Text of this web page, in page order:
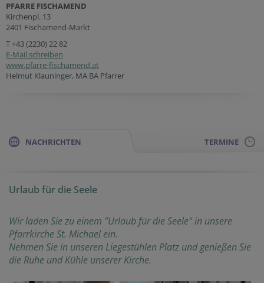
PFARRE FISCHAMEND
Kirchenpl. 13
2401 Fischamend-Markt
T+43 (2230) 22 82
E-Mail schreiben
www.pfarre-fischamend.at
Helmut Klauninger, MA BA Pfarrer
NACHRICHTEN TERMINE
Urlaub für die Seele
Wir laden Sie zu einem "Urlaub für die Seele" in unsere
Pfarrkirche St. Michael ein.
Nehmen Sie in unseren Liegestühlen Platz und genießen Sie
die Ruhe und Kühle unserer Kirche.